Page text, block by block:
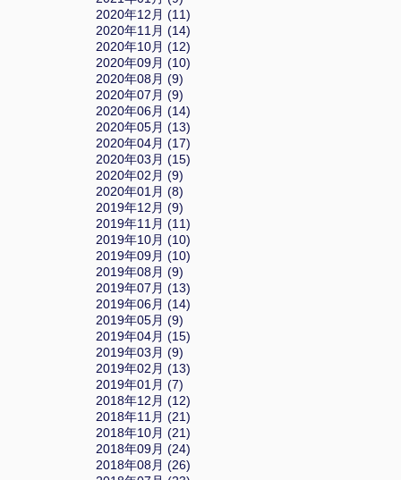
2020年12月 (11)
2020年11月 (14)
2020年10月 (12)
2020年09月 (10)
2020年08月 (9)
2020年07月 (9)
2020年06月 (14)
2020年05月 (13)
2020年04月 (17)
2020年03月 (15)
2020年02月 (9)
2020年01月 (8)
2019年12月 (9)
2019年11月 (11)
2019年10月 (10)
2019年09月 (10)
2019年08月 (9)
2019年07月 (13)
2019年06月 (14)
2019年05月 (9)
2019年04月 (15)
2019年03月 (9)
2019年02月 (13)
2019年01月 (7)
2018年12月 (12)
2018年11月 (21)
2018年10月 (21)
2018年09月 (24)
2018年08月 (26)